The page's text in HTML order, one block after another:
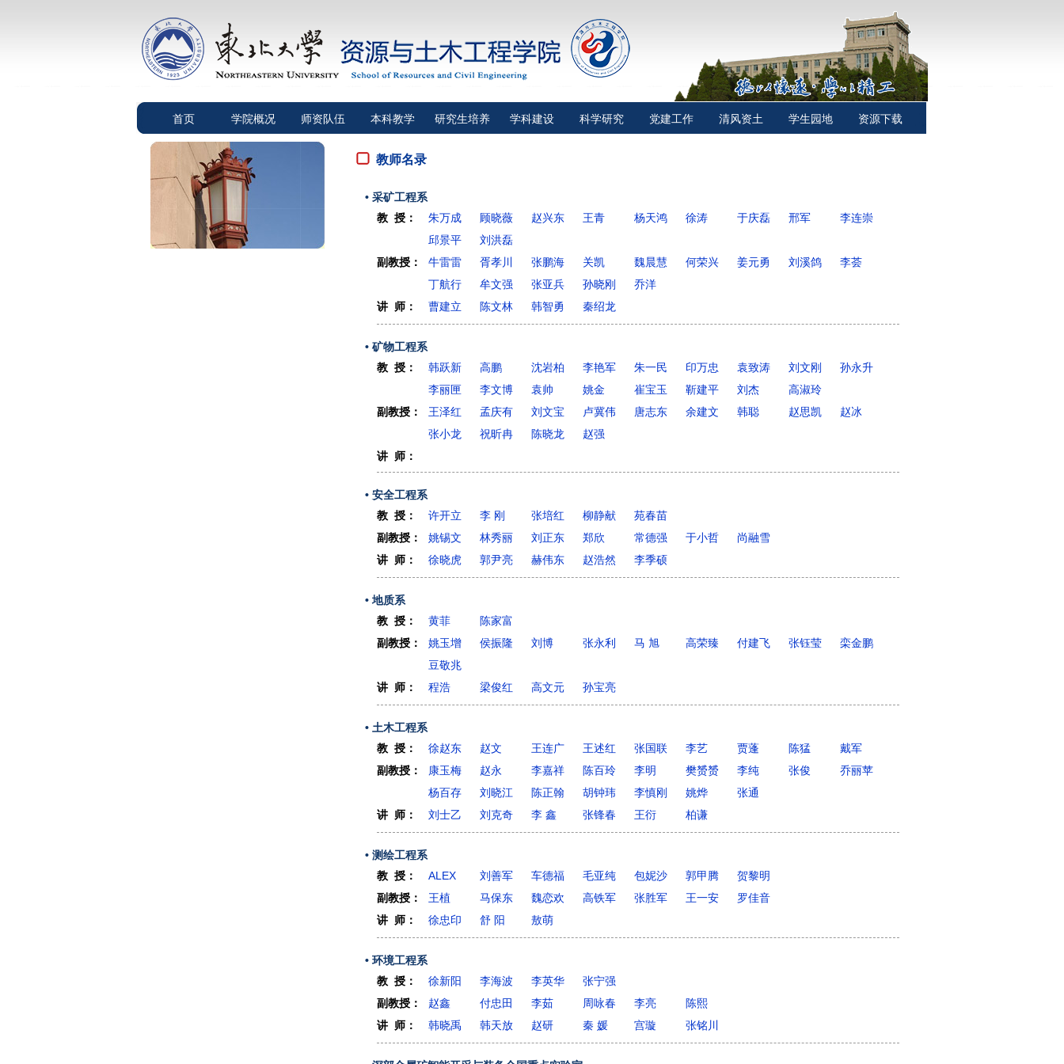
首页 学院概况 师资队伍 本科教学 研究生培养 学科建设 科学研究 党建工作 清风资土 学生园地 资源下载
教师名录
• 采矿工程系
教 授：
朱万成 顾晓薇 赵兴东 王青 杨天鸿 徐涛 于庆磊 邢军
李连崇
邱景平
刘洪磊
副教授：
牛雷雷 胥孝川 张鹏海 关凯 魏晨慧 何荣兴 姜元勇 刘溪鸽
李荟
丁航行
牟文强 张亚兵 孙晓刚
乔洋
讲 师：
曹建立 陈文林 韩智勇 秦绍龙
• 矿物工程系
教 授：
韩跃新 高鹏 沈岩柏 李艳军 朱一民 印万忠 袁致涛 刘文刚
孙永升
李丽匣
李文博 袁帅 姚金 崔宝玉 靳建平 刘杰
高淑玲
副教授：
王泽红 孟庆有 刘文宝 卢冀伟 唐志东 余建文 韩聪 赵思凯
赵冰
张小龙
祝昕冉 陈晓龙
赵强
讲 师：
• 安全工程系
教 授：
许开立 李 刚 张培红 柳静献
苑春苗
副教授：
姚锡文 林秀丽 刘正东 郑欣 常德强 于小哲
尚融雪
讲 师：
徐晓虎 郭尹亮 赫伟东 赵浩然 李季硕
• 地质系
教 授：
黄菲
陈家富
副教授：
姚玉增 侯振隆 刘博 张永利 马 旭 高荣臻 付建飞 张钰莹
栾金鹏
豆敬兆
讲 师：
程浩 梁俊红 高文元 孙宝亮
• 土木工程系
教 授：
徐赵东 赵文 王连广 王述红 张国联 李艺 贾蓬 陈猛
戴军
副教授：
康玉梅 赵永 李嘉祥 陈百玲 李明 樊赟赟 李纯 张俊
乔丽苹
杨百存
刘晓江 陈正翰 胡钟玮 李慎刚 姚烨
张通
讲 师：
刘士乙 刘克奇 李 鑫 张锋春 王衍 柏谦
• 测绘工程系
教 授：
ALEX 刘善军 车德福 毛亚纯 包妮沙 郭甲腾
贺黎明
副教授：
王植 马保东 魏恋欢 高铁军 张胜军 王一安
罗佳音
讲 师：
徐忠印 舒 阳 敖萌
• 环境工程系
教 授：
徐新阳 李海波 李英华
张宁强
副教授：
赵鑫 付忠田 李茹 周咏春 李亮
陈熙
讲 师：
韩晓禹 韩天放 赵研 秦 媛 宫璇 张铭川